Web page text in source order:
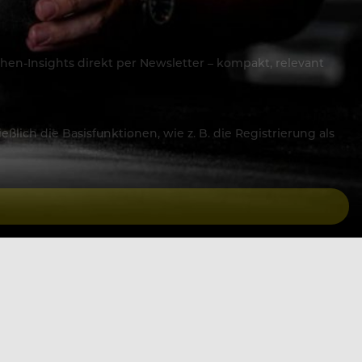
Insights direkt per Newsletter – kompakt, relevant
die Basisfunktionen, wie z. B. die Registrierung als